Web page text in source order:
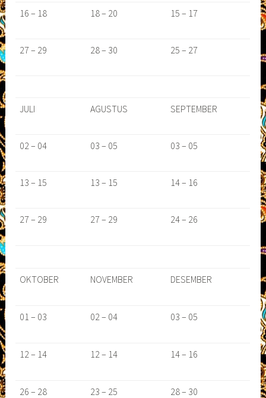
16 – 18 18 – 20 15 – 17
27 – 29 28 – 30 25 – 27
JULI AGUSTUS SEPTEMBER
02 – 04 03 – 05 03 – 05
13 – 15 13 – 15 14 – 16
27 – 29 27 – 29 24 – 26
OKTOBER NOVEMBER DESEMBER
01 – 03 02 – 04 03 – 05
12 – 14 12 – 14 14 – 16
26 – 28 23 – 25 28 – 30